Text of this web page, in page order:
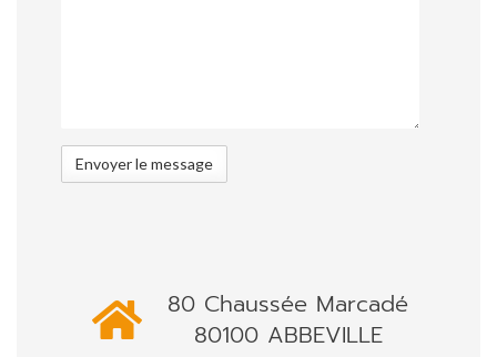
80 Chaussée Marcadé
80100 ABBEVILLE